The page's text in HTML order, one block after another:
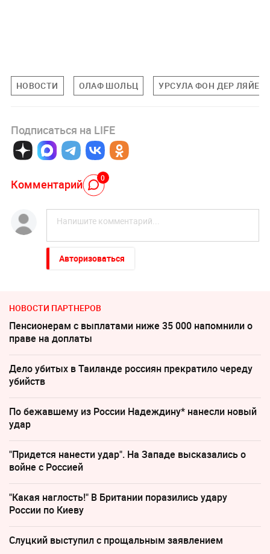
НОВОСТИ ОЛАФ ШОЛЬЦ УРСУЛА ФОН ДЕР ЛЯЙЕН
Подписаться на LIFE
Комментарий 0
Авторизоваться
НОВОСТИ ПАРТНЕРОВ
Пенсионерам с выплатами ниже 35 000 напомнили о
праве на доплаты
Дело убитых в Таиланде россиян прекратило череду
убийств
По бежавшему из России Надеждину* нанесли новый
удар
"Придется нанести удар". На Западе высказались о
войне с Россией
"Какая наглость!" В Британии поразились удару
России по Киеву
Слуцкий выступил с прощальным заявлением